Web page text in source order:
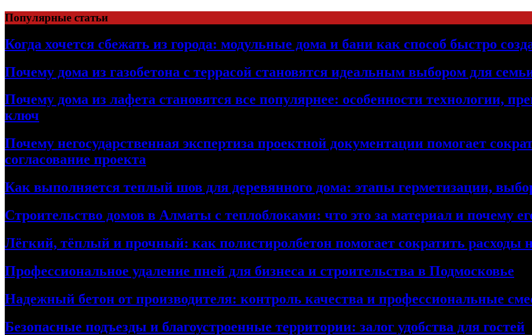
Перейти
к
содержимому
Популярные статьи
Когда хочется сбежать из города: модульные дома и бани как способ быстро
Почему дома из газобетона с террасой становятся идеальным выбором для
Почему дома из лафета становятся все популярнее: особенности технологии,
ключ
Почему негосударственная экспертиза проектной документации помогает
согласование проекта
Как выполняется теплый шов для деревянного дома: этапы герметизации,
Строительство домов в Алматы с теплоблоками: что это за материал и почему
Лёгкий, тёплый и прочный: как полистиролбетон помогает сократить расходы
Профессиональное удаление пней для бизнеса и строительства в Подмосковье
Надежный бетон от производителя: контроль качества и профессиональные
Безопасные подъезды и благоустроенные территории: залог удобства для гостей